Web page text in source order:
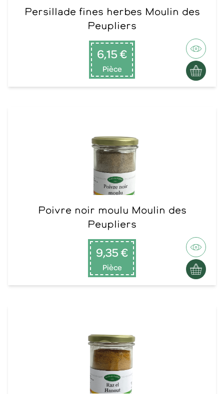
Persillade fines herbes Moulin des
Peupliers
6,15 €
Pièce
Poivre noir moulu Moulin des
Peupliers
9,35 €
Pièce